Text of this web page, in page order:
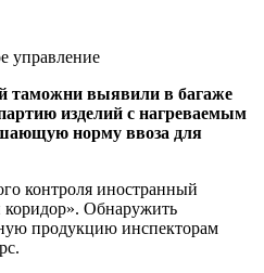
управление
таможни выявили в багаже
изделий с нагреваемым
норму ввоза для
контроля иностранный
Обнаружить
продукцию инспекторам